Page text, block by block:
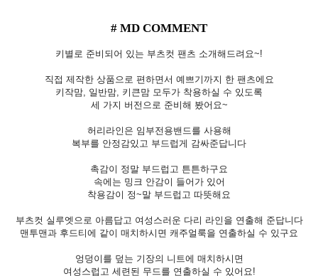
# MD COMMENT
키별로 준비되어 있는 부츠컷 팬츠 소개해드려요~!
직접 제작한 상품으로 편하면서 예쁘기까지 한 팬츠에요
키작맘, 일반맘, 키큰맘 모두가 착용하실 수 있도록
세 가지 버전으로 준비해 봤어요~
허리라인은 임부전용밴드를 사용해
복부를 안정감있고 부드럽게 감싸준답니다
촉감이 정말 부드럽고 튼튼하구요
속에는 밍크 안감이 들어가 있어
착용감이 정~말 부드럽고 따뜻해요
부츠컷 실루엣으로 아름답고 여성스러운 다리 라인을 연출해 준답니다
맨투맨과 후드티에 같이 매치하시면 캐주얼룩을 연출하실 수 있구요
엉덩이를 덮는 기장의 니트에 매치하시면
여성스럽고 세련된 무드를 연출하실 수 있어요!